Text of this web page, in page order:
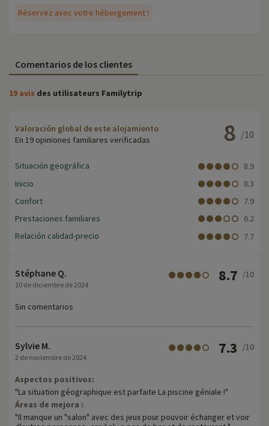
Réservez avec votre hébergement !
Comentarios de los clientes
19 avis des utilisateurs Familytrip
Valoración global de este alojamiento
En 19 opiniones familiares verificadas
8 /10
Situación geográfica
8.9
Inicio
8.3
Confort
7.9
Prestaciones familiares
6.2
Relación calidad-precio
7.7
Stéphane Q.
10 de diciembre de 2024
8.7 /10
Sin comentarios
Sylvie M.
2 de noviembre de 2024
7.3 /10
Aspectos positivos:
"La situation géographique est parfaite La piscine géniale !"
Áreas de mejora :
"Il manque un "salon" avec des jeux pour pouvoir échanger et voir